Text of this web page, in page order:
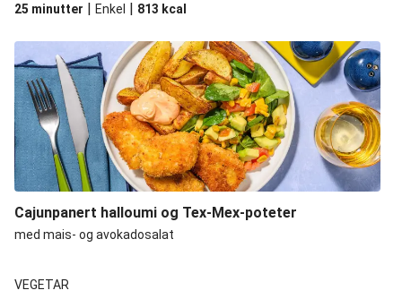
25 minutter | Enkel | 813 kcal
Cajunpanert halloumi og Tex-Mex-poteter
med mais- og avokadosalat
VEGETAR